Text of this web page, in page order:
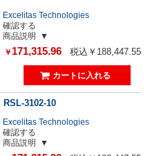
Excelitas Technologies
確認する
商品説明
￥ 171,315.96 税込￥188,447.55
RSL-3102-10
Excelitas Technologies
確認する
商品説明